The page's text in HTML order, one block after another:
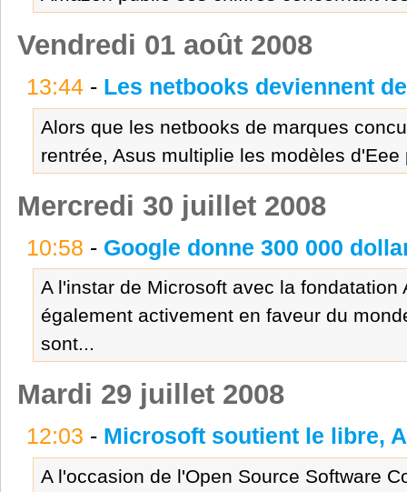
Vendredi 01 août 2008
13:44- Les netbooks deviennent
Alors que les netbooks de marques
rentrée, Asus multiplie les modèles
Mercredi 30 juillet 2008
10:58 - Google donne 300 000
A l'instar de Microsoft avec la fondatation
également activement en faveur du
sont...
Mardi 29 juillet 2008
12:03 - Microsoft soutient le libre,
A l'occasion de l'Open Source Software